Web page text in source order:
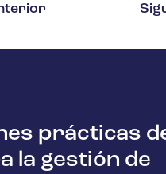
prácticas
la gestión de